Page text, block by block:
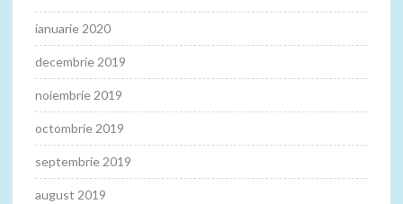
ianuarie 2020
decembrie 2019
noiembrie 2019
octombrie 2019
septembrie 2019
august 2019